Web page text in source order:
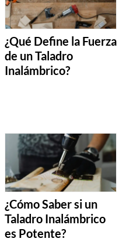
¿Qué Define la Fuerza
de un Taladro
Inalámbrico?
¿Cómo Saber si un
Taladro Inalámbrico
es Potente?